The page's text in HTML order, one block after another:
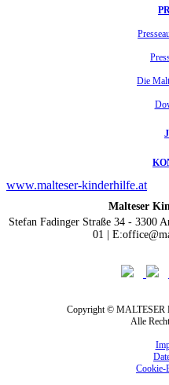
Die
www.malteser-kinderhilfe.at
Malteser
Stefan Fadinger Straße 34 - 3300
01 |
Copyright © MALTESER
Alle
Cookie-